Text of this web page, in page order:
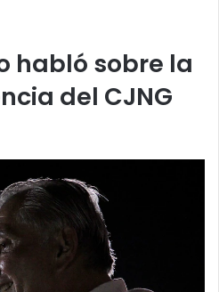
habló sobre la
del CJNG